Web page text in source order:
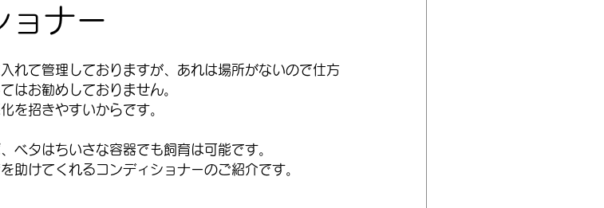
ョナー
れて管理しておりますが、あれは場所がないので仕方
はお勧めしておりません。
を招きやすいからです。
ベタはちいさな容器でも飼育は可能です。
助けてくれるコンディショナーのご紹介です。